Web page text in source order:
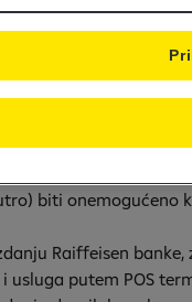
cijenjene klijente da
biti onemogućeno
Raiffeisen
usluga putem POS